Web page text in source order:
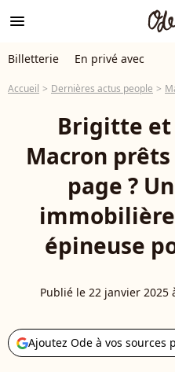
menu
Billetterie En privé avec
Accueil Dernières actus people
Brigitte et
Macron
page ?
épineuse
Publié le 22 janvier 2025
Ajoutez Ode à vos sources